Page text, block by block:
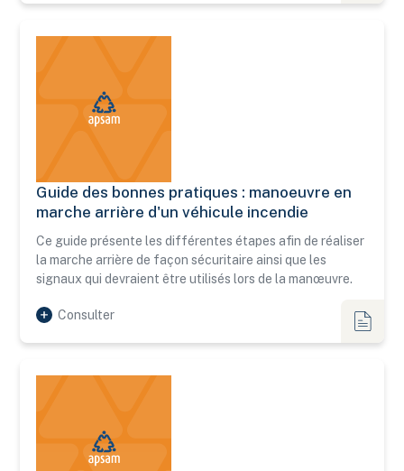
Guide des bonnes pratiques : manoeuvre en marche
Guide des bonnes pratiques : manoeuvre en
marche arrière d'un véhicule incendie
Ce guide présente les différentes étapes afin de réaliser
la marche arrière de façon sécuritaire ainsi que les
signaux qui devraient être utilisés lors de la manœuvre.
Consulter